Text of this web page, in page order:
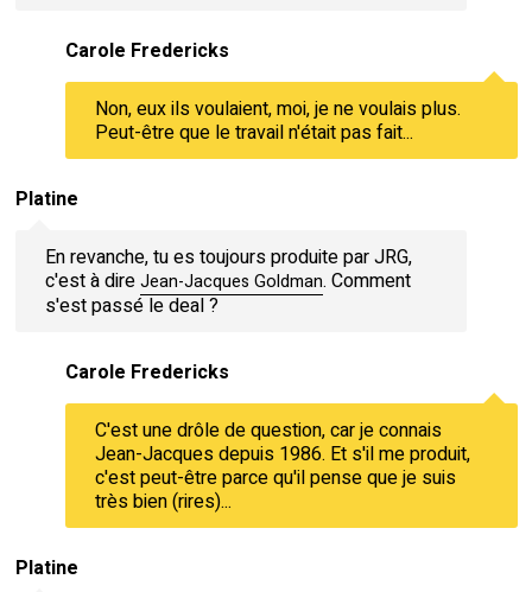
Carole Fredericks
Non, eux ils voulaient, moi, je ne voulais plus.
Peut-être que le travail n'était pas fait...
Platine
En revanche, tu es toujours produite par JRG,
c'est à direJean-Jacques Goldman. Comment
s'est passé le deal ?
Carole Fredericks
C'est une drôle de question, car je connais
Jean-Jacques depuis 1986. Et s'il me produit,
c'est peut-être parce qu'il pense que je suis
très bien (rires)...
Platine